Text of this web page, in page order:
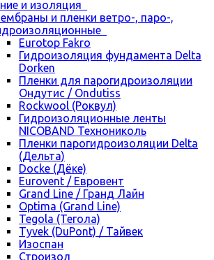
и изоляция
и пленки ветро-, паро-,
Eurotop Fakro
Гидроизоляция фундамента Delta
Dorken
Пленки для парогидроизоляции
Ондутис / Ondutiss
Rockwool (Роквул)
Гидроизоляционные ленты
NICOBAND Технониколь
Пленки парогидроизоляции Delta
(Дельта)
Docke (Дёке)
Eurovent / Евровент
Grand Line / Гранд Лайн
Optima (Grand Line)
Tegola (Тегола)
Tyvek (DuPont) / Тайвек
Изоспан
Строизол